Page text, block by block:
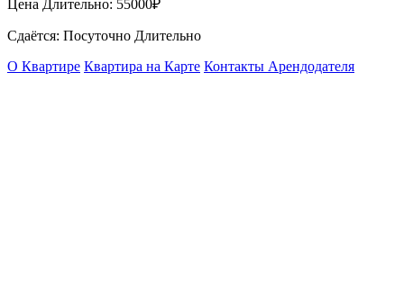
Цена Длительно: 55000₽
Сдаётся: Посуточно Длительно
О Квартире Квартира на Карте Контакты Арендодателя